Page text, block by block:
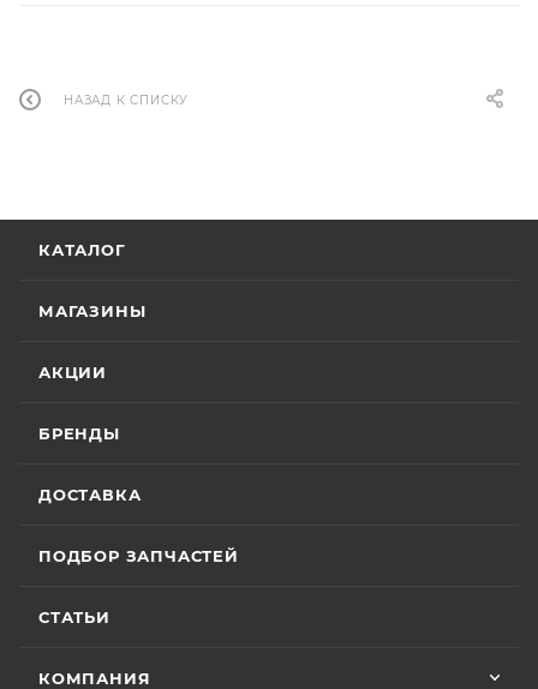
НАЗАД К СПИСКУ
КАТАЛОГ
МАГАЗИНЫ
АКЦИИ
БРЕНДЫ
ДОСТАВКА
ПОДБОР ЗАПЧАСТЕЙ
СТАТЬИ
КОМПАНИЯ